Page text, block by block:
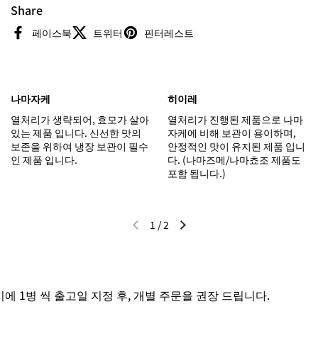
Share
페이스북 트위터 핀터레스트
나마자케
열처리가 생략되어, 효모가 살아
있는 제품 입니다. 신선한 맛의
보존을 위하여 냉장 보관이 필수
인 제품 입니다.
히이레
열처리가 진행된 제품으로 나마
자케에 비해 보관이 용이하며,
안정적인 맛이 유지된 제품 입니
다. (나마즈메/나마쵸조 제품도
포함 됩니다.)
이전 슬라이드다음 슬라이드
1 /2
병 씩 출고일 지정 후, 개별 주문을 권장 드립니다.